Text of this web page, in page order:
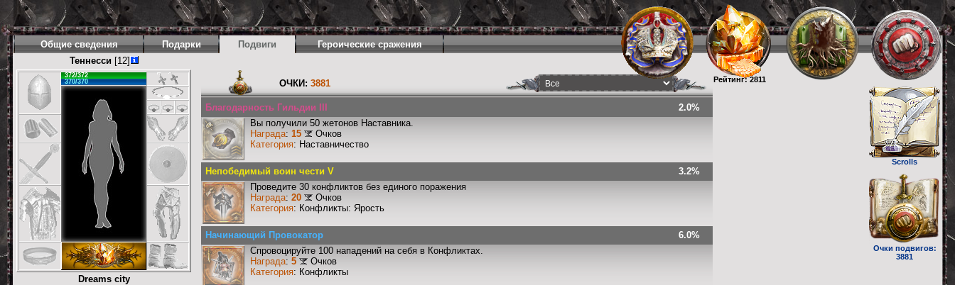
Рейтинг: 2811
Scrolls
Очки подвигов:
3881
Общие сведения Подарки Подвиги
Героические сражения
Теннесси [12]
372/372
370/370
Dreams city
ОЧКИ: 3881
Благодарность Гильдии III
2.0%
Вы получили 50 жетонов Наставника.
Награда: 15
Очков
Категория: Наставничество
Непобедимый воин чести V
3.2%
Проведите 30 конфликтов без единого поражения
Награда: 20
Очков
Категория: Конфликты: Ярость
Начинающий Провокатор
6.0%
Спровоцируйте 100 нападений на себя в Конфликтах.
Награда: 5
Очков
Категория: Конфликты